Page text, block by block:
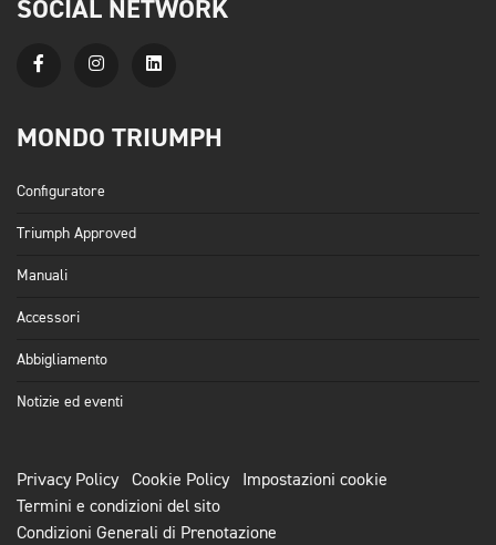
SOCIAL NETWORK
MONDO TRIUMPH
Configuratore
Triumph Approved
Manuali
Accessori
Abbigliamento
Notizie ed eventi
Privacy Policy Cookie Policy
Impostazioni cookie
Termini e condizioni del sito
Condizioni Generali di Prenotazione